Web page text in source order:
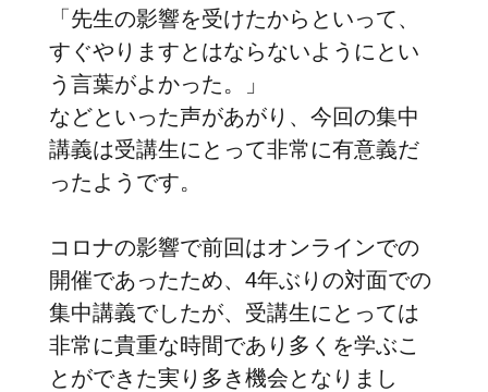
「先生の影響を受けたからといって、
すぐやりますとはならないようにとい
う言葉がよかった。」
などといった声があがり、今回の集中
講義は受講生にとって非常に有意義だ
ったようです。
コロナの影響で前回はオンラインでの
開催であったため、4年ぶりの対面での
集中講義でしたが、受講生にとっては
非常に貴重な時間であり多くを学ぶこ
とができた実り多き機会となりまし